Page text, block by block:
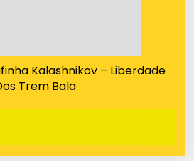
Kalashnikov – Liberdade
Trem Bala